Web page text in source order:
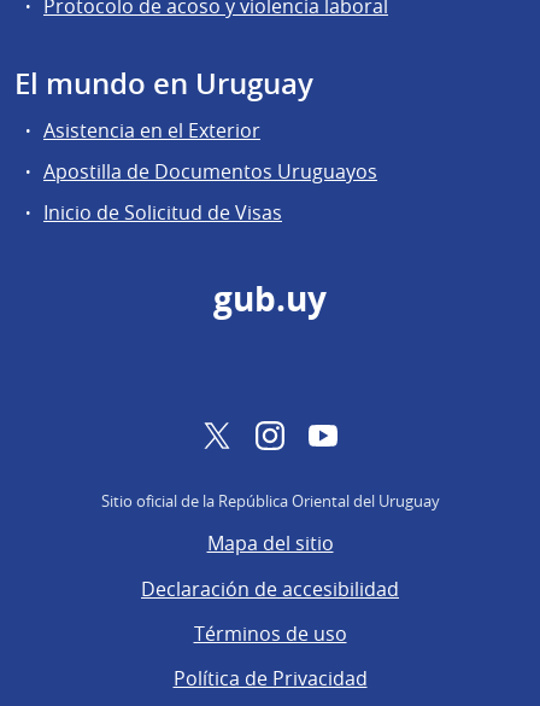
Protocolo de acoso y violencia laboral
El mundo en Uruguay
Asistencia en el Exterior
Apostilla de Documentos Uruguayos
Inicio de Solicitud de Visas
gub.uy
TwitterInstagramYouTube
Sitio oficial de la República Oriental del Uruguay
Mapa del sitio
Declaración de accesibilidad
Términos de uso
Política de Privacidad